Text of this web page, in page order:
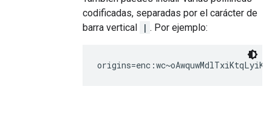
codificadas, separadas por el carácter de
barra vertical
| . Por ejemplo: